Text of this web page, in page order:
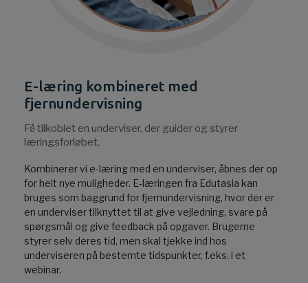
E-læring kombineret med
fjernundervisning
Få tilkoblet en underviser, der guider og styrer
læringsforløbet.
Kombinerer vi e-læring med en underviser, åbnes der op
for helt nye muligheder. E-læringen fra Edutasia kan
bruges som baggrund for fjernundervisning, hvor der er
en underviser tilknyttet til at give vejledning, svare på
spørgsmål og give feedback på opgaver. Brugerne
styrer selv deres tid, men skal tjekke ind hos
underviseren på bestemte tidspunkter, f.eks. i et
webinar.